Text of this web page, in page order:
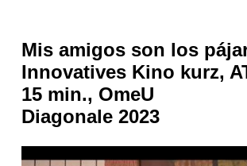
Mis amigos son los
Innovatives Kino kurz,
15 min., OmeU
Diagonale 2023